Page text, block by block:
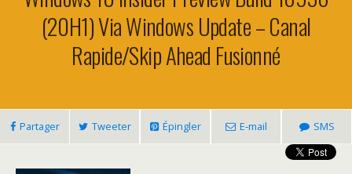
(20H1) Via Windows Update – Canal
Rapide/Skip Ahead Fusionné
Partager Tweeter Épingler E-mail SMS